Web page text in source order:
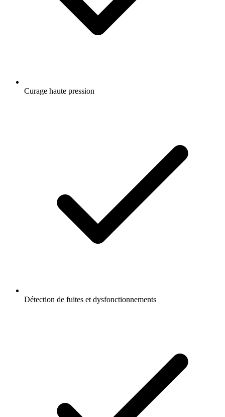
Curage haute pression
Détection de fuites et dysfonctionnements